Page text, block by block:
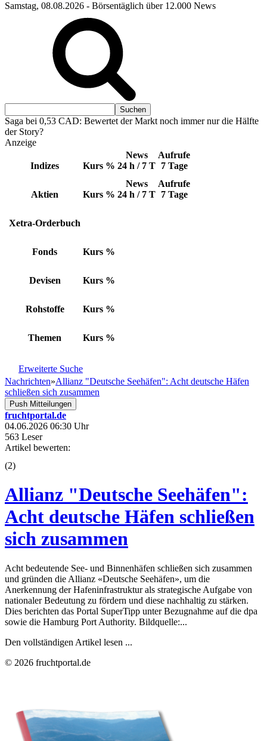
Samstag, 08.08.2026 - Börsentäglich über 12.000 News
Saga bei 0,53 CAD: Bewertet der Markt noch immer nur die Hälfte
der Story?
Anzeige
Indizes Kurs %
News
24 h / 7 T
Aufrufe
7 Tage
Aktien Kurs %
News
24 h / 7 T
Aufrufe
7 Tage
Xetra-Orderbuch
Fonds Kurs %
Devisen Kurs %
Rohstoffe Kurs %
Themen Kurs %
Erweiterte Suche
Nachrichten»Allianz "Deutsche Seehäfen": Acht deutsche Häfen
schließen sich zusammen
Push Mitteilungen
fruchtportal.de
04.06.2026 06:30 Uhr
563 Leser
Artikel bewerten:
(2)
Allianz "Deutsche Seehäfen":
Acht deutsche Häfen schließen
sich zusammen
Acht bedeutende See- und Binnenhäfen schließen sich zusammen
und gründen die Allianz «Deutsche Seehäfen», um die
Anerkennung der Hafeninfrastruktur als strategische Aufgabe von
nationaler Bedeutung zu fördern und diese nachhaltig zu stärken.
Dies berichten das Portal SuperTipp unter Bezugnahme auf die dpa
sowie die Hamburg Port Authority. Bildquelle:...
Den vollständigen Artikel lesen ...
© 2026 fruchtportal.de